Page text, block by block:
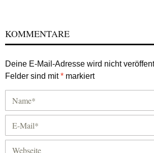
KOMMENTARE
Deine E-Mail-Adresse wird nicht
Felder sind mit* markiert